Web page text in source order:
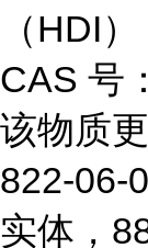
（HDI
CAS 号
该物质
822-06-
实体，